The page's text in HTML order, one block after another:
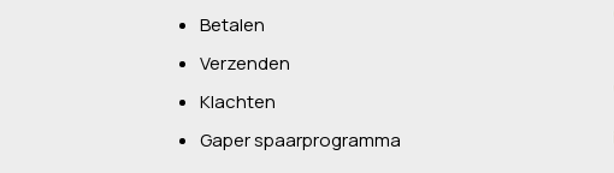
Betalen
Verzenden
Klachten
Gaper spaarprogramma